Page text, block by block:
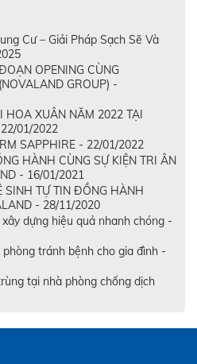
Cư – Giải Pháp Sạch Sẽ Và
OPENING CÙNG
GROUP) -
XUÂN NĂM 2022 TẠI
01/2022
SAPPHIRE - 22/01/2022
HÀNH CÙNG SỰ KIỆN TRI ÂN
- 16/01/2021
TỰ TIN ĐỒNG HÀNH
- 28/11/2020
dựng hiệu quả nhanh chóng -
tránh bệnh cho gia đình -
tại nhà phòng chống dịch